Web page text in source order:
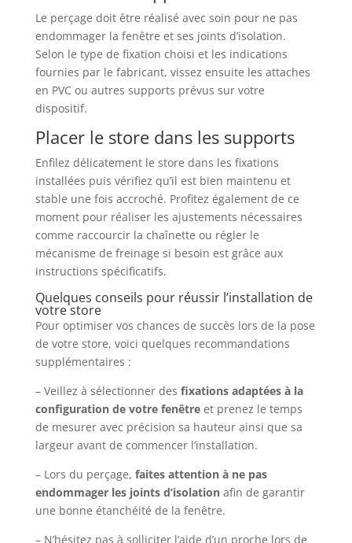
Le perçage doit être réalisé avec soin pour ne pas
endommager la fenêtre et ses joints d’isolation.
Selon le type de fixation choisi et les indications
fournies par le fabricant, vissez ensuite les attaches
en PVC ou autres supports prévus sur votre
dispositif.
Placer le store dans les supports
Enfilez délicatement le store dans les fixations
installées puis vérifiez qu’il est bien maintenu et
stable une fois accroché. Profitez également de ce
moment pour réaliser les ajustements nécessaires
comme raccourcir la chaînette ou régler le
mécanisme de freinage si besoin est grâce aux
instructions spécificatifs.
Quelques conseils pour réussir l’installation de
votre store
Pour optimiser vos chances de succès lors de la pose
de votre store, voici quelques recommandations
supplémentaires :
– Veillez à sélectionner des fixations adaptées à la
configuration de votre fenêtreet prenez le temps
de mesurer avec précision sa hauteur ainsi que sa
largeur avant de commencer l’installation.
– Lors du perçage, faites attention à ne pas
endommager les joints d’isolationafin de garantir
une bonne étanchéité de la fenêtre.
– N’hésitez pas à solliciter l’aide d’un proche lors de